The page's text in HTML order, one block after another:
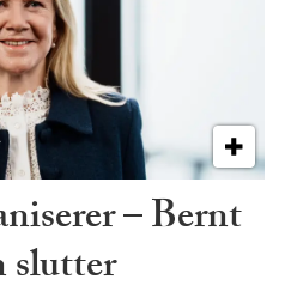
– Bernt
slutter